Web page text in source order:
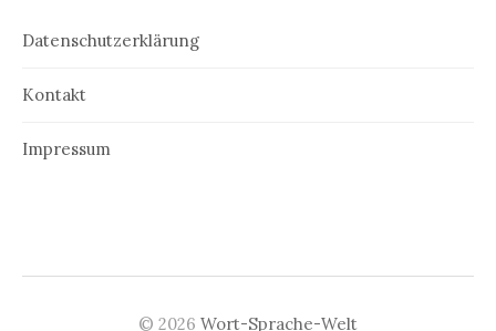
Datenschutzerklärung
Kontakt
Impressum
© 2026 Wort-Sprache-Welt